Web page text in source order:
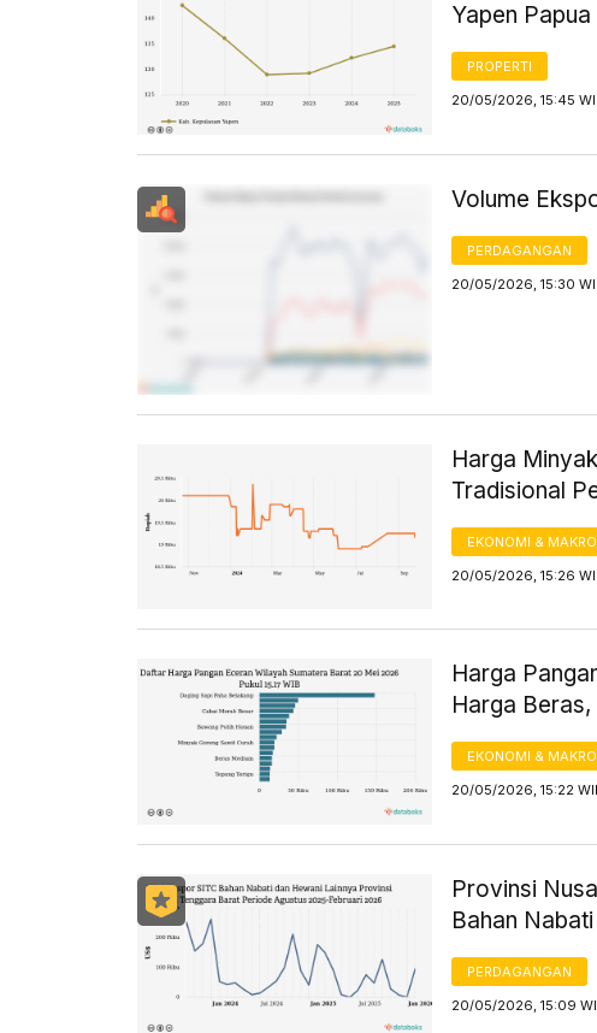
Yapen
PROPERTI
20/05/2026, 15:45
Volume
PERDAGANGAN
20/05/2026, 15:30
Harga
Tradisional
EKONOMI & MAKRO
20/05/2026, 15:26
Harga
Harga
EKONOMI & MAKRO
20/05/2026, 15:22
Provinsi
Bahan
PERDAGANGAN
20/05/2026, 15:09